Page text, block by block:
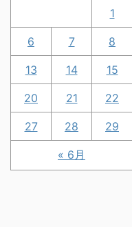
« 6月
1
6 7 8
13 14 15
20 21 22
27 28 29